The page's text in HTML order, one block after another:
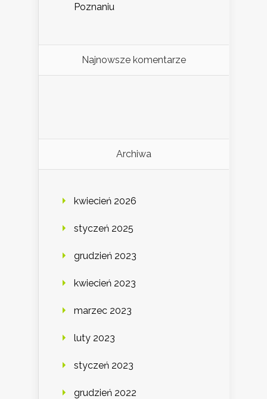
Poznaniu
Najnowsze komentarze
Archiwa
kwiecień 2026
styczeń 2025
grudzień 2023
kwiecień 2023
marzec 2023
luty 2023
styczeń 2023
grudzień 2022